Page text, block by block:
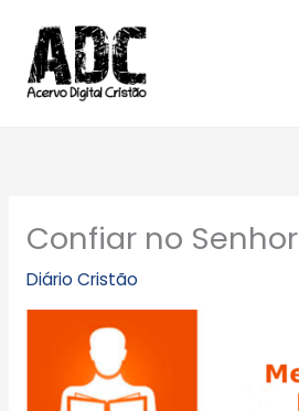
para
conteúdo
Confiar no Senhor
Diário Cristão